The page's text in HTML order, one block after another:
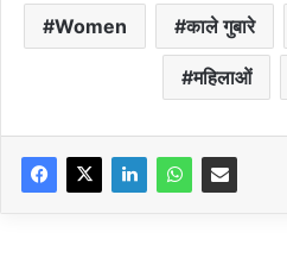
Women काले गुबारे
महिलाओं